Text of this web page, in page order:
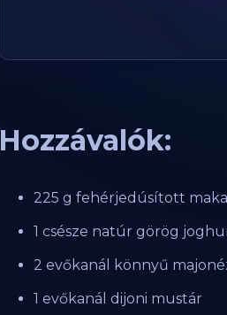
Hozzávalók:
225 g fehérjedúsított
1 csésze natúr görög
2 evőkanál könnyű
1 evőkanál dijoni mustár